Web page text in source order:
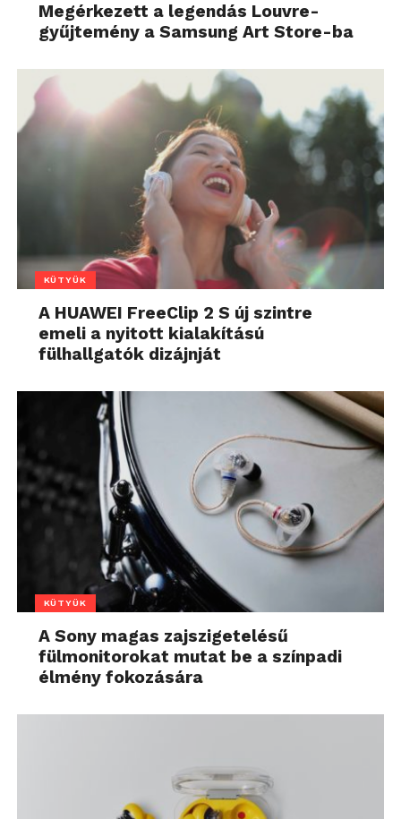
Megérkezett a legendás Louvre-
gyűjtemény a Samsung Art Store-ba
KÜTYÜK
A HUAWEI FreeClip 2 S új szintre
emeli a nyitott kialakítású
fülhallgatók dizájnját
KÜTYÜK
A Sony magas zajszigetelésű
fülmonitorokat mutat be a színpadi
élmény fokozására